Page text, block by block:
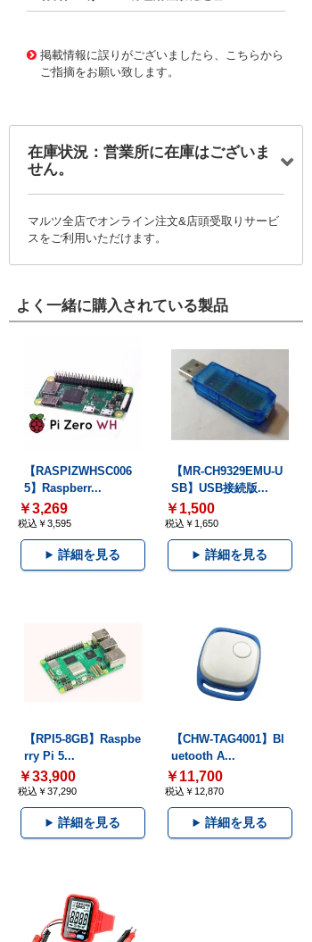
掲載情報に誤りがございましたら、こちらから
ご指摘をお願い致します。
在庫状況：営業所に在庫はございま
せん。
マルツ全店でオンライン注文&店頭受取りサービ
スをご利用いただけます。
よく一緒に購入されている製品
【RASPIZWHSC006
5】Raspberr...
￥3,269
税込￥3,595
詳細を見る
【MR-CH9329EMU-U
SB】USB接続版...
￥1,500
税込￥1,650
詳細を見る
【RPI5-8GB】Raspbe
rry Pi 5...
￥33,900
税込￥37,290
詳細を見る
【CHW-TAG4001】Bl
uetooth A...
￥11,700
税込￥12,870
詳細を見る